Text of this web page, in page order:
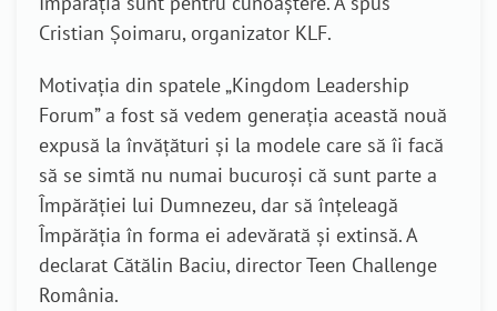
Cristian Șoimaru, organizator KLF.
Motivația din spatele „Kingdom Leadership
Forum” a fost să vedem generația această nouă
expusă la învățături și la modele care să îi facă
să se simtă nu numai bucuroși că sunt parte a
Împărăției lui Dumnezeu, dar să înțeleagă
Împărăția în forma ei adevărată și extinsă. A
declarat Cătălin Baciu, director Teen Challenge
România.